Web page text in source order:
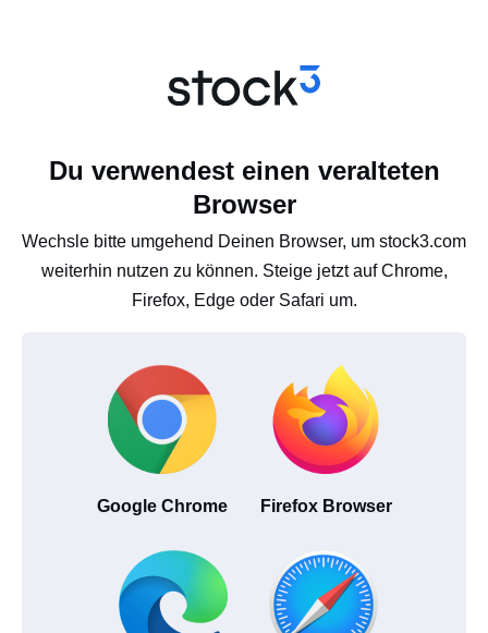
Du verwendest einen veralteten
Browser
Wechsle bitte umgehend Deinen Browser, um stock3.com
weiterhin nutzen zu können. Steige jetzt auf Chrome,
Firefox, Edge oder Safari um.
Google Chrome Firefox Browser